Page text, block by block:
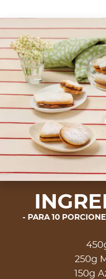
PARA 10
250g
150g